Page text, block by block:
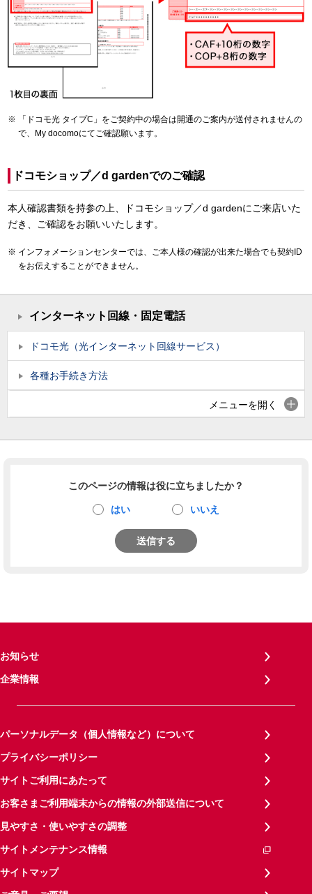
「ドコモ光 タイプC」をご契約中の場合は開通のご案内が送付されませんの
で、My docomoにてご確認願います。
ドコモショップ／d gardenでのご確認
本人確認書類を持参の上、ドコモショップ／d gardenにご来店いた
だき、ご確認をお願いいたします。
インフォメーションセンターでは、ご本人様の確認が出来た場合でも契約ID
をお伝えすることができません。
インターネット回線・固定電話
ドコモ光（光インターネット回線サービス）
各種お手続き方法
メニューを開く
このページの情報は役に立ちましたか？
はい いいえ
送信する
お知らせ
企業情報
パーソナルデータ（個人情報など）について
プライバシーポリシー
サイトご利用にあたって
お客さまご利用端末からの情報の外部送信について
見やすさ・使いやすさの調整
サイトメンテナンス情報
サイトマップ